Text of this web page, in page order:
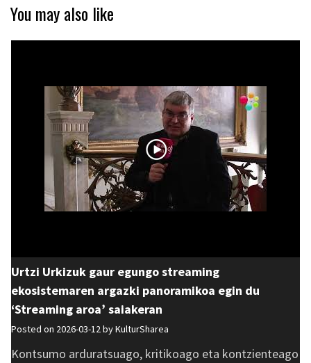
You may also like
Urtzi Urkizuk gaur egungo streaming
ekosistemaren argazki panoramikoa egin du
‘Streaming aroa’ saiakeran
Posted on 2026-03-12 byKulturSharea
Kontsumo arduratsuago, kritikoago eta kontzienteago